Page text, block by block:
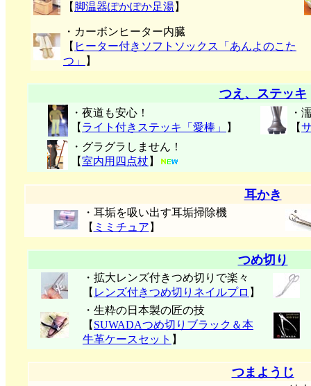
【 脚温器ぽかぽか足湯】
・カーボンヒーター内臓
【 ヒーター付きソフトソックス「あんよのこた
つ」
】
つえ、ステッキ
・夜道も安心！
【 ライト付きステッキ「愛棒」 】
・
【
・グラグラしません！
【室内用四点杖 】
耳かき
・耳垢を吸い出す耳垢掃除機
【 ミミチュア 】
つめ切り
・拡大レンズ付きつめ切りで楽々
【 レンズ付きつめ切りネイルプロ 】
・生粋の日本製の匠の技
【 SUWADAつめ切りブラック＆本
牛革ケースセット 】
つまようじ